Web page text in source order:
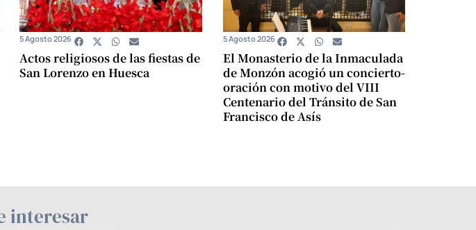
Actos religiosos de las fiestas de
San Lorenzo en Huesca
5 Agosto 2026
El Monasterio de la Inmaculada
de Monzón acogió un concierto-
oración con motivo del VIII
Centenario del Tránsito de San
Francisco de Asís
5 Agosto 2026
interesar